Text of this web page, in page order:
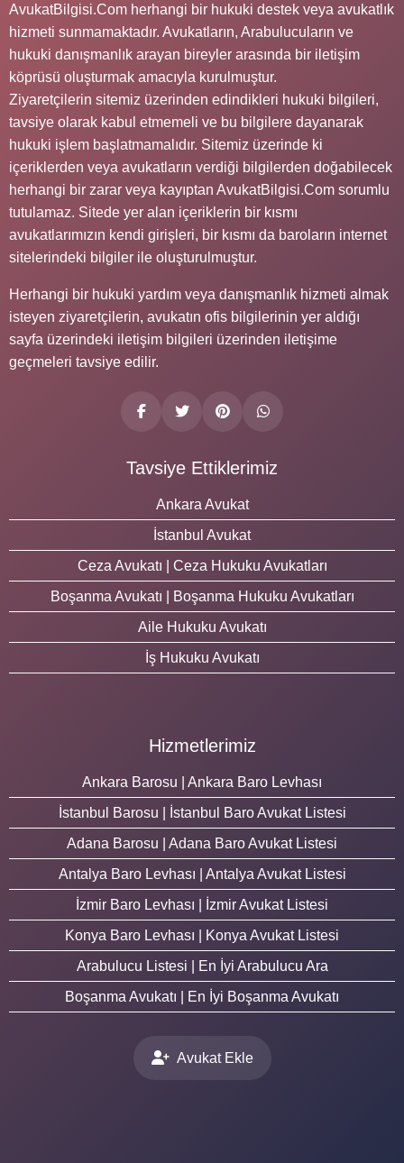
AvukatBilgisi.Com herhangi bir hukuki destek veya avukatlık
hizmeti sunmamaktadır. Avukatların, Arabulucuların ve
hukuki danışmanlık arayan bireyler arasında bir iletişim
köprüsü oluşturmak amacıyla kurulmuştur.
Ziyaretçilerin sitemiz üzerinden edindikleri hukuki bilgileri,
tavsiye olarak kabul etmemeli ve bu bilgilere dayanarak
hukuki işlem başlatmamalıdır. Sitemiz üzerinde ki
içeriklerden veya avukatların verdiği bilgilerden doğabilecek
herhangi bir zarar veya kayıptan AvukatBilgisi.Com sorumlu
tutulamaz. Sitede yer alan içeriklerin bir kısmı
avukatlarımızın kendi girişleri, bir kısmı da baroların internet
sitelerindeki bilgiler ile oluşturulmuştur.
Herhangi bir hukuki yardım veya danışmanlık hizmeti almak
isteyen ziyaretçilerin, avukatın ofis bilgilerinin yer aldığı
sayfa üzerindeki iletişim bilgileri üzerinden iletişime
geçmeleri tavsiye edilir.
Tavsiye Ettiklerimiz
Ankara Avukat
İstanbul Avukat
Ceza Avukatı | Ceza Hukuku Avukatları
Boşanma Avukatı | Boşanma Hukuku Avukatları
Aile Hukuku Avukatı
İş Hukuku Avukatı
Hizmetlerimiz
Ankara Barosu | Ankara Baro Levhası
İstanbul Barosu | İstanbul Baro Avukat Listesi
Adana Barosu | Adana Baro Avukat Listesi
Antalya Baro Levhası | Antalya Avukat Listesi
İzmir Baro Levhası | İzmir Avukat Listesi
Konya Baro Levhası | Konya Avukat Listesi
Arabulucu Listesi | En İyi Arabulucu Ara
Boşanma Avukatı | En İyi Boşanma Avukatı
Avukat Ekle